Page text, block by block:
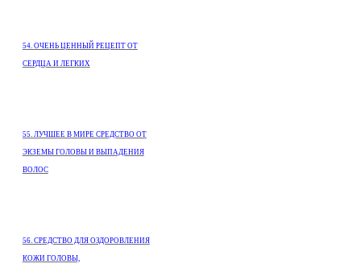
54. ОЧЕНЬ ЦЕННЫЙ РЕЦЕПТ ОТ
СЕРДЦА И ЛЕГКИХ
55. ЛУЧШЕЕ В МИРЕ СРЕДСТВО ОТ
ЭКЗЕМЫ ГОЛОВЫ И ВЫПАДЕНИЯ
ВОЛОС
56. СРЕДСТВО ДЛЯ ОЗДОРОВЛЕНИЯ
КОЖИ ГОЛОВЫ,